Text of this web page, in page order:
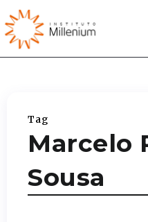
Tag
Marcelo
Sousa